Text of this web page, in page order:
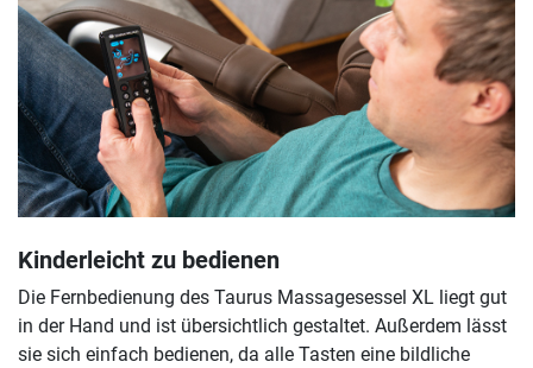
Kinderleicht zu bedienen
Die Fernbedienung des Taurus Massagesessel XL liegt gut
in der Hand und ist übersichtlich gestaltet. Außerdem lässt
sie sich einfach bedienen, da alle Tasten eine bildliche